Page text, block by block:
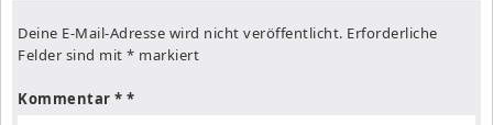
Deine E-Mail-Adresse wird nicht veröffentlicht. Erforderliche
Felder sind mit * markiert
Kommentar *